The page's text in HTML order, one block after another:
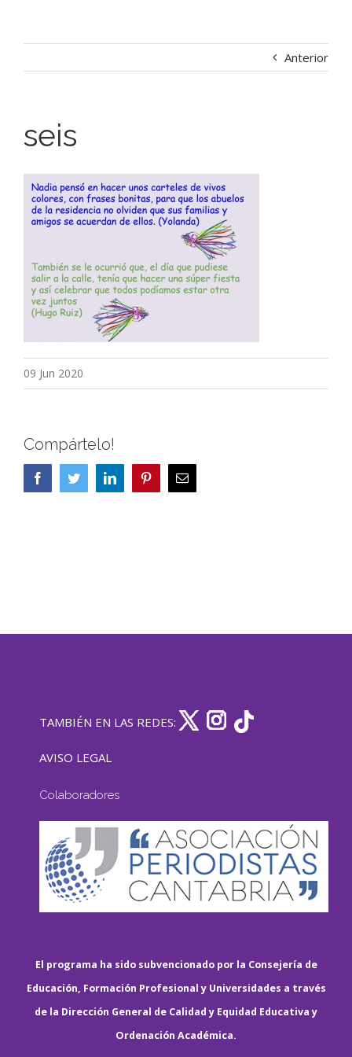
Anterior
seis
09 Jun 2020
Compártelo!
FacebookTwitterLinkedIn PinterestCorreo
electrónico
TAMBIÉN EN LAS REDES:
AVISO LEGAL
Colaboradores
El programa ha sido subvencionado por la Consejería de
Educación, Formación Profesional y Universidades a través
de la Dirección General de Calidad y Equidad Educativa y
Ordenación Académica.